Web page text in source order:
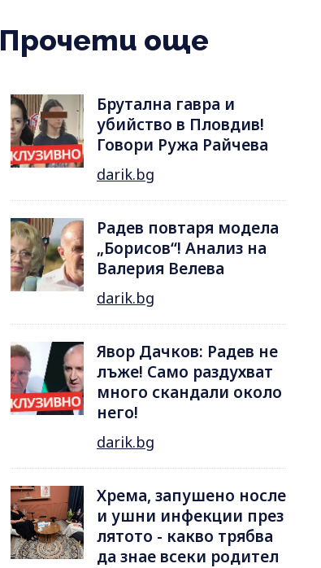
Прочети още
Брутална гавра и
убийство в Пловдив!
Говори Ружа Райчева
darik.bg
Радев повтаря модела
„Борисов“! Анализ на
Валерия Велева
darik.bg
Явор Дачков: Радев не
лъже! Само раздухват
много скандали около
него!
darik.bg
Хрема, запушено носле
и ушни инфекции през
лятотo - какво трябва
да знае всеки родител